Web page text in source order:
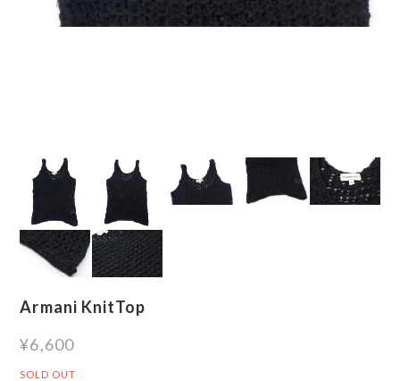
Armani KnitTop
¥6,600
SOLD OUT